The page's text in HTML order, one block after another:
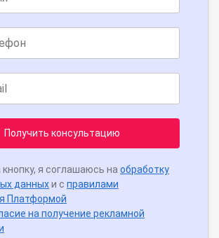
Получить консультацию
я соглашаюсь на обработку
данныхи с правилами
Платформой
на получение рекламной